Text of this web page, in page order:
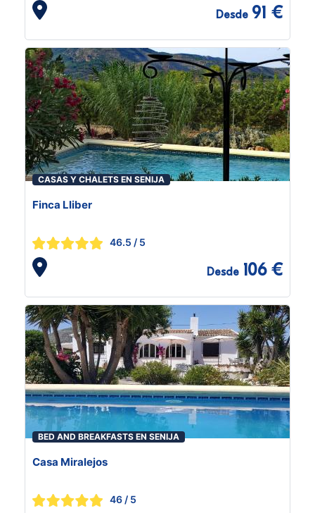
Desde 91 €
CASAS Y CHALETS EN SENIJA
Finca Lliber
46.5 / 5
Desde 106 €
BED AND BREAKFASTS EN SENIJA
Casa Miralejos
46 / 5